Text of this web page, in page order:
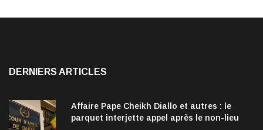
DERNIERS ARTICLES
Affaire Pape Cheikh Diallo et autres : le
parquet interjette appel après le non-lieu